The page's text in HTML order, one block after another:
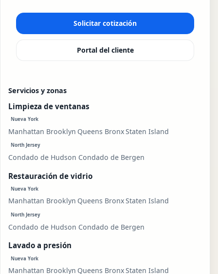
Solicitar cotización
Portal del cliente
Servicios y zonas
Limpieza de ventanas
Nueva York
Manhattan Brooklyn Queens BronxStaten Island
North Jersey
Condado de Hudson Condado de Bergen
Restauración de vidrio
Nueva York
Manhattan Brooklyn Queens BronxStaten Island
North Jersey
Condado de Hudson Condado de Bergen
Lavado a presión
Nueva York
Manhattan Brooklyn Queens BronxStaten Island